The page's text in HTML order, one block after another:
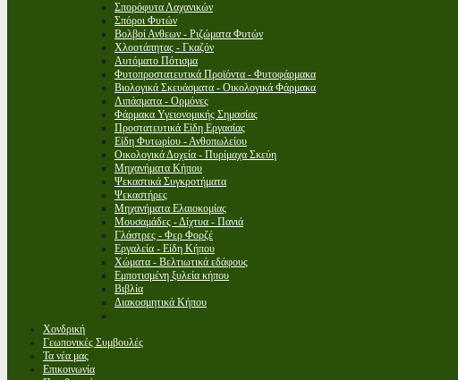
Σπορόφυτα Λαχανικών
Σπόροι Φυτών
Βολβοί Ανθεων - Ριζώματα Φυτών
Χλοοτάπητας - Γκαζόν
Αυτόματο Πότισμα
Φυτοπροστατευτικά Προϊόντα - Φυτοφάρμακα
Βιολογικά Σκευάσματα - Οικολογικά Φάρμακα
Λιπάσματα - Ορμόνες
Φάρμακα Υγειονομικής Σημασίας
Προστατευτικά Είδη Εργασίας
Είδη Φυτωρίου - Ανθοπωλείου
Οικολογικά Δοχεία - Πυρίμαχα Σκεύη
Μηχανήματα Κήπου
Ψεκαστικά Συγκροτήματα
Ψεκαστήρες
Μηχανήματα Ελαιοκομίας
Μουσαμάδες - Δίχτυα - Πανιά
Γλάστρες - Φερ Φορζέ
Εργαλεία - Είδη Κήπου
Χώματα - Βελτιωτικά εδάφους
Εμποτισμένη ξυλεία κήπου
Βιβλία
Διακοσμητικά Κήπου
Χονδρική
Γεωπονικές Συμβουλές
Τα νέα μας
Επικοινωνία